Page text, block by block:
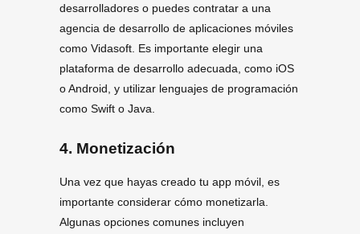
desarrolladores o puedes contratar a una
agencia de desarrollo de aplicaciones móviles
como Vidasoft. Es importante elegir una
plataforma de desarrollo adecuada, como iOS
o Android, y utilizar lenguajes de programación
como Swift o Java.
4. Monetización
Una vez que hayas creado tu app móvil, es
importante considerar cómo monetizarla.
Algunas opciones comunes incluyen